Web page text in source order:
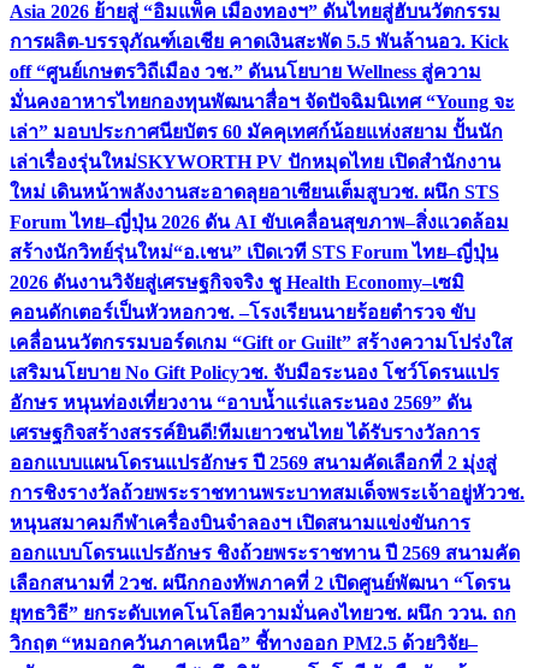
Asia 2026 ย้ายสู่ “อิมแพ็ค เมืองทองฯ” ดันไทยสู่ฮับนวัตกรรม
การผลิต-บรรจุภัณฑ์เอเชีย คาดเงินสะพัด 5.5 พันล้านอว. Kick
off “ศูนย์เกษตรวิถีเมือง วช.” ดันนโยบาย Wellness สู่ความ
มั่นคงอาหารไทยกองทุนพัฒนาสื่อฯ จัดปัจฉิมนิเทศ “Young จะ
เล่า” มอบประกาศนียบัตร 60 มัคคุเทศก์น้อยแห่งสยาม ปั้นนัก
เล่าเรื่องรุ่นใหม่SKYWORTH PV ปักหมุดไทย เปิดสำนักงาน
ใหม่ เดินหน้าพลังงานสะอาดลุยอาเซียนเต็มสูบวช. ผนึก STS
Forum ไทย–ญี่ปุ่น 2026 ดัน AI ขับเคลื่อนสุขภาพ–สิ่งแวดล้อม
สร้างนักวิทย์รุ่นใหม่“อ.เชน” เปิดเวที STS Forum ไทย–ญี่ปุ่น
2026 ดันงานวิจัยสู่เศรษฐกิจจริง ชู Health Economy–เซมิ
คอนดักเตอร์เป็นหัวหอกวช. –โรงเรียนนายร้อยตำรวจ ขับ
เคลื่อนนวัตกรรมบอร์ดเกม “Gift or Guilt” สร้างความโปร่งใส
เสริมนโยบาย No Gift Policyวช. จับมือระนอง โชว์โดรนแปร
อักษร หนุนท่องเที่ยวงาน “อาบน้ำแร่แลระนอง 2569” ดัน
เศรษฐกิจสร้างสรรค์ยินดี!ทีมเยาวชนไทย ได้รับรางวัลการ
ออกแบบแผนโดรนแปรอักษร ปี 2569 สนามคัดเลือกที่ 2 มุ่งสู่
การชิงรางวัลถ้วยพระราชทานพระบาทสมเด็จพระเจ้าอยู่หัววช.
หนุนสมาคมกีฬาเครื่องบินจำลองฯ เปิดสนามแข่งขันการ
ออกแบบโดรนแปรอักษร ชิงถ้วยพระราชทาน ปี 2569 สนามคัด
เลือกสนามที่ 2วช. ผนึกกองทัพภาคที่ 2 เปิดศูนย์พัฒนา “โดรน
ยุทธวิธี” ยกระดับเทคโนโลยีความมั่นคงไทยวช. ผนึก ววน. ถก
วิกฤต “หมอกควันภาคเหนือ” ชี้ทางออก PM2.5 ด้วยวิจัย–